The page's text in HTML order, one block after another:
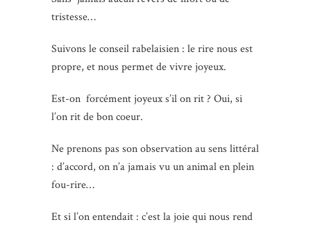
tristesse…
Suivons le conseil rabelaisien : le rire nous est
propre, et nous permet de vivre joyeux.
Est-on forcément joyeux s’il on rit ? Oui, si
l’on rit de bon coeur.
Ne prenons pas son observation au sens littéral
: d’accord, on n’a jamais vu un animal en plein
fou-rire…
Et si l’on entendait : c’est la joie qui nous rend